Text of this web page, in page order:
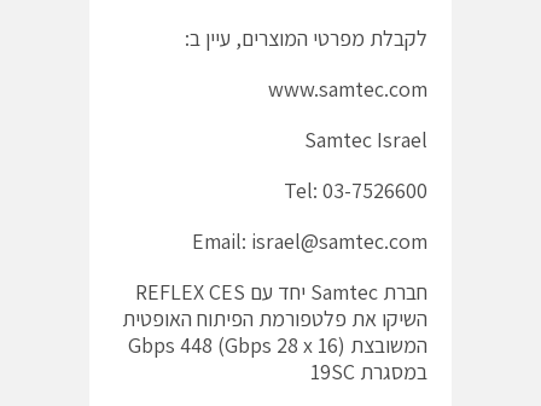
לקבלת מפרטי המוצרים, עיין ב:
www.samtec.com
Samtec Israel
Tel: 03-7526600
Email: israel@samtec.com
חברת Samtec יחד עם REFLEX CES
השיקו את פלטפורמת הפיתוח האופטית
המשובצת Gbps 448 (Gbps 28 x 16)
במסגרת 19SC